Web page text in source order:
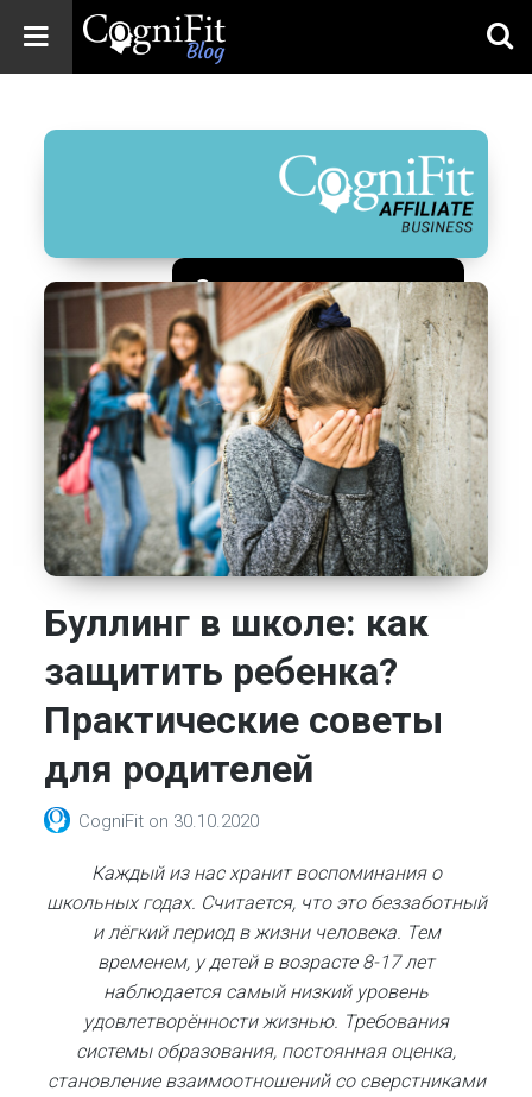
Blog: Brain
Wellness
Зарегистрироваться
Буллинг в школе: как
защитить ребенка?
Практические советы
для родителей
CogniFit on 30.10.2020
Каждый из нас хранит воспоминания о
школьных годах. Считается, что это беззаботный
и лёгкий период в жизни человека. Тем
временем, у детей в возрасте 8-17 лет
наблюдается самый низкий уровень
удовлетворённости жизнью. Требования
системы образования, постоянная оценка,
становление взаимоотношений со сверстниками